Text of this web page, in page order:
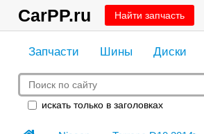
CarPP.ru Найти запчасть
Запчасти Шины Диски
искать только в заголовках